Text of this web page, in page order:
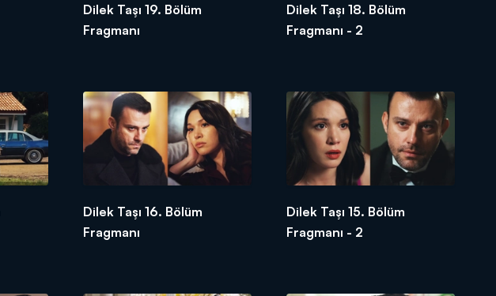
Dilek Taşı 19. Bölüm
Fragmanı
Dilek Taşı 18. Bölüm
Fragmanı - 2
Dilek Taşı 16. Bölüm
Fragmanı
Dilek Taşı 15. Bölüm
Fragmanı - 2